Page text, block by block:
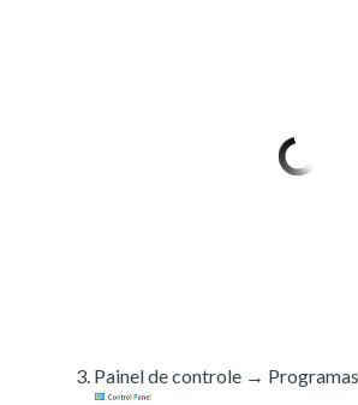
Painel de controle →